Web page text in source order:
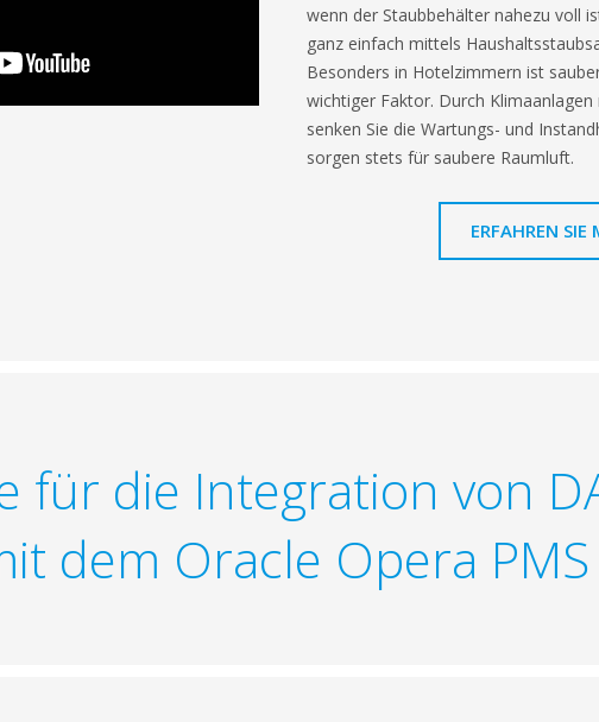
wenn der Staubbehälter nahezu voll
ganz einfach mittels
Besonders in Hotelzimmern ist
wichtiger Faktor. Durch
senken Sie die Wartungs- und
sorgen stets für saubere Raumluft.
ERFAHREN SIE
für die Integration von
dem Oracle Opera